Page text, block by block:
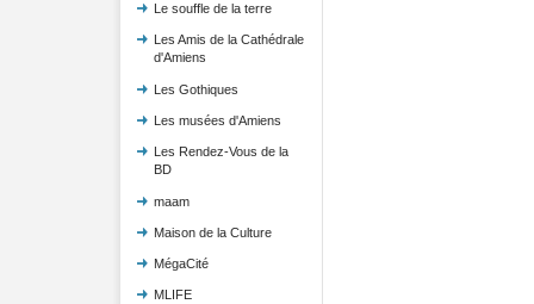
Le souffle de la terre
Les Amis de la Cathédrale
d'Amiens
Les Gothiques
Les musées d'Amiens
Les Rendez-Vous de la
BD
maam
Maison de la Culture
MégaCité
MLIFE